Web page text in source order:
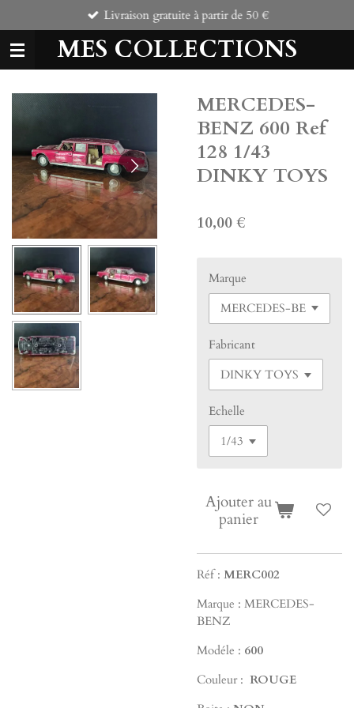
au
contenu
principal
MES COLLECTIONS
Livraison gratuite à partir de 50 €
MERCEDES-
BENZ 600 Ref
128 1/43
DINKY TOYS
10,00 €
Marque
Fabricant
Echelle
Ajouter au
panier
Réf : MERC002
Marque : MERCEDES-
BENZ
Modéle : 600
Couleur : ROUGE